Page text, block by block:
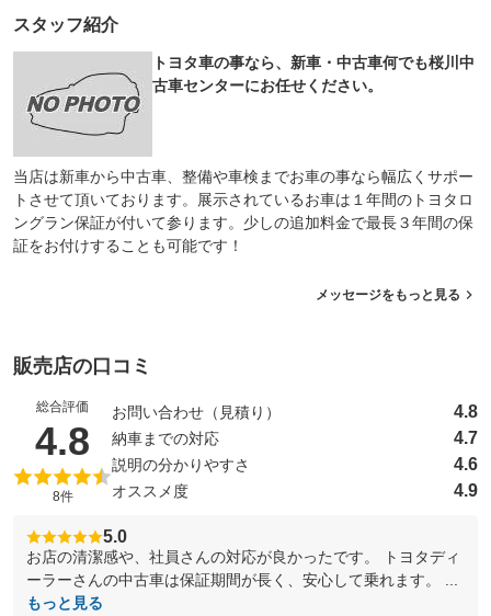
スタッフ紹介
トヨタ車の事なら、新車・中古車何でも桜川中
古車センターにお任せください。
当店は新車から中古車、整備や車検までお車の事なら幅広くサポー
トさせて頂いております。展示されているお車は１年間のトヨタロ
ングラン保証が付いて参ります。少しの追加料金で最長３年間の保
証をお付けすることも可能です！
メッセージをもっと見る
販売店の口コミ
総合評価
4.8 （5点満点中）
8件
お問い合わせ（見積り） 4.8
納車までの対応 4.7
説明の分かりやすさ 4.6
オススメ度 4.9
5.0
お店の清潔感や、社員さんの対応が良かったです。 トヨタディ
ーラーさんの中古車は保証期間が長く、安心して乗れます。 ...
もっと見る